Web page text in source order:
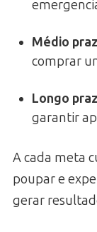
Médio
comprar
Longo
garantir
A cada meta
poupar e
gerar